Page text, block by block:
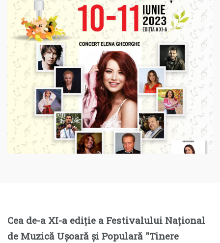
Cea de-a XI-a ediție a Festivalului Național
de Muzică Ușoară și Populară ″Tinere